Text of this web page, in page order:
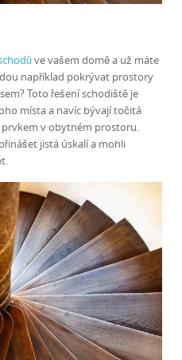
ve vašem domě a už máte
například pokrývat prostory
Toto řešení schodiště je
místa a navíc bývají točitá
v obytném prostoru.
jistá úskalí a mohli